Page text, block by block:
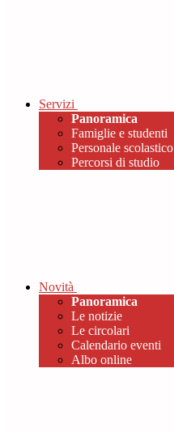
Servizi
Panoramica
Famiglie e studenti
Personale scolastico
Percorsi di studio
Novità
Panoramica
Le notizie
Le circolari
Calendario eventi
Albo online